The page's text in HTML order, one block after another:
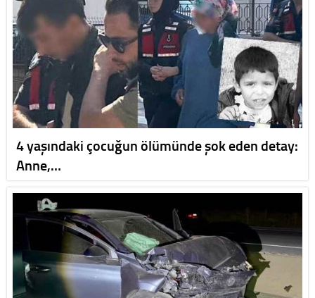
4 yaşındaki çocuğun ölümünde şok eden detay:
Anne,…